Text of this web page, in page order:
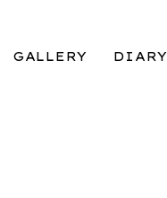
GALLERY DIARY